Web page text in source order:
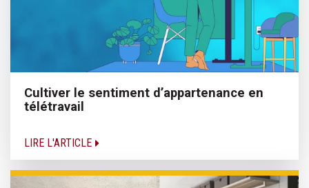
Cultiver le sentiment d’appartenance en
télétravail
LIRE L'ARTICLE